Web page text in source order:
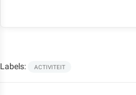
Labels: ACTIVITEIT